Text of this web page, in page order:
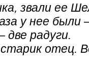
звали ее
у нее были
две радуги.
отец.